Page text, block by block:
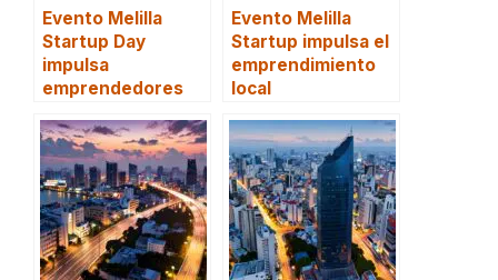
Evento Melilla
Startup Day
impulsa
emprendedores
Evento Melilla
Startup impulsa el
emprendimiento
local